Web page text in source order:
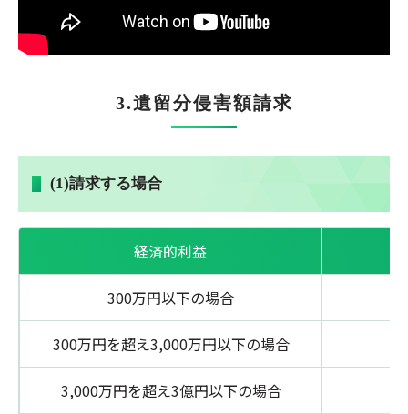
3.遺留分侵害額請求
(1)請求する場合
経済的利益
300万円以下の場合
300万円を超え3,000万円以下の場合
3,000万円を超え3億円以下の場合